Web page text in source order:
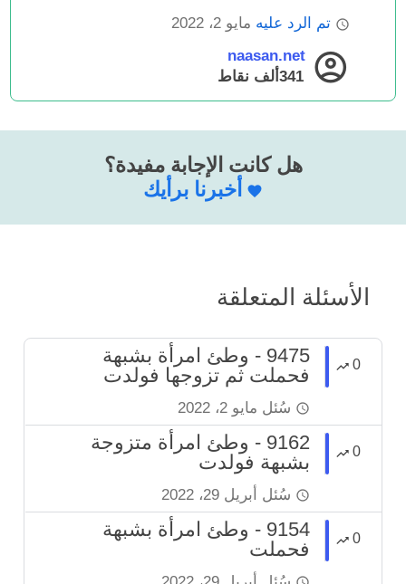
تم الرد عليه مايو 2، 2022
naasan.net
341ألف
نقاط
هل كانت الإجابة مفيدة؟
أخبرنا برأيك
الأسئلة المتعلقة
0
9475 - وطئ امرأة بشبهة
فحملت ثم تزوجها فولدت
سُئل مايو 2، 2022
0
9162 - وطئ امرأة متزوجة
بشبهة فولدت
سُئل أبريل 29، 2022
0
9154 - وطئ امرأة بشبهة
فحملت